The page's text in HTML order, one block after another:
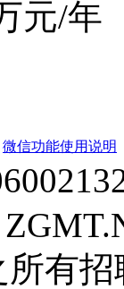
元/年
微信功能使用说明
有